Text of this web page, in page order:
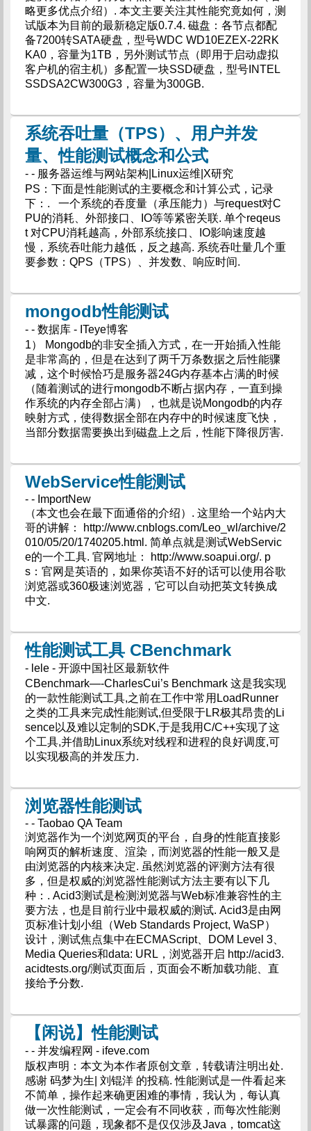
略更多优点介绍）. 本文主要关注其性能究竟如何，测
试版本为目前的最新稳定版0.7.4. 磁盘：各节点都配
备7200转SATA硬盘，型号WDC WD10EZEX-22RK
KA0，容量为1TB，另外测试节点（即用于启动虚拟
客户机的宿主机）多配置一块SSD硬盘，型号INTEL
SSDSA2CW300G3，容量为300GB.
系统吞吐量（TPS）、用户并发
量、性能测试概念和公式
- - 服务器运维与网站架构|Linux运维|X研究
PS：下面是性能测试的主要概念和计算公式，记录
下：. 一个系统的吞度量（承压能力）与request对C
PU的消耗、外部接口、IO等等紧密关联. 单个reqeus
t 对CPU消耗越高，外部系统接口、IO影响速度越
慢，系统吞吐能力越低，反之越高. 系统吞吐量几个重
要参数：QPS（TPS）、并发数、响应时间.
mongodb性能测试
- - 数据库 - ITeye博客
1） Mongodb的非安全插入方式，在一开始插入性能
是非常高的，但是在达到了两千万条数据之后性能骤
减，这个时候恰巧是服务器24G内存基本占满的时候
（随着测试的进行mongodb不断占据内存，一直到操
作系统的内存全部占满），也就是说Mongodb的内存
映射方式，使得数据全部在内存中的时候速度飞快，
当部分数据需要换出到磁盘上之后，性能下降很厉害.
WebService性能测试
- - ImportNew
（本文也会在最下面通俗的介绍）. 这里给一个站内大
哥的讲解： http://www.cnblogs.com/Leo_wl/archive/2
010/05/20/1740205.html. 简单点就是测试WebServic
e的一个工具. 官网地址： http://www.soapui.org/. p
s：官网是英语的，如果你英语不好的话可以使用谷歌
浏览器或360极速浏览器，它可以自动把英文转换成
中文.
性能测试工具 CBenchmark
- lele - 开源中国社区最新软件
CBenchmark—-CharlesCui’s Benchmark 这是我实现
的一款性能测试工具,之前在工作中常用LoadRunner
之类的工具来完成性能测试,但受限于LR极其昂贵的Li
sence以及难以定制的SDK,于是我用C/C++实现了这
个工具,并借助Linux系统对线程和进程的良好调度,可
以实现极高的并发压力.
浏览器性能测试
- - Taobao QA Team
浏览器作为一个浏览网页的平台，自身的性能直接影
响网页的解析速度、渲染，而浏览器的性能一般又是
由浏览器的内核来决定. 虽然浏览器的评测方法有很
多，但是权威的浏览器性能测试方法主要有以下几
种：. Acid3测试是检测浏览器与Web标准兼容性的主
要方法，也是目前行业中最权威的测试. Acid3是由网
页标准计划小组（Web Standards Project, WaSP）
设计，测试焦点集中在ECMAScript、DOM Level 3、
Media Queries和data: URL，浏览器开启 http://acid3.
acidtests.org/测试页面后，页面会不断加载功能、直
接给予分数.
【闲说】性能测试
- - 并发编程网 - ifeve.com
版权声明：本文为本作者原创文章，转载请注明出处.
感谢 码梦为生| 刘锟洋 的投稿. 性能测试是一件看起来
不简单，操作起来确更困难的事情，我认为，每认真
做一次性能测试，一定会有不同收获，而每次性能测
试暴露的问题，现象都不是仅仅涉及Java，tomcat这